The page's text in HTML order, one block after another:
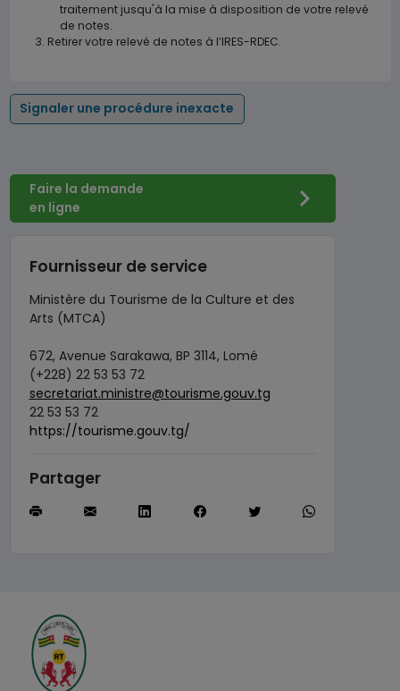
traitement jusqu'à la mise à disposition de votre relevé
de notes.
Retirer votre relevé de notes à l’IRES-RDEC.
Signaler une procédure inexacte
Faire la demande
en ligne
Fournisseur de service
Ministère du Tourisme de la Culture et des
Arts (MTCA)
672, Avenue Sarakawa, BP 3114, Lomé
(+228) 22 53 53 72
secretariat.ministre@tourisme.gouv.tg
22 53 53 72
https://tourisme.gouv.tg/
Partager